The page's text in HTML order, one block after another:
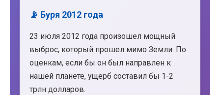
📡 Буря 2012 года
23 июля 2012 года произошел мощный
выброс, который прошел мимо Земли. По
оценкам, если бы он был направлен к
нашей планете, ущерб составил бы 1-2
трлн долларов.